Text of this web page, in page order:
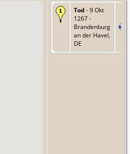
Tod - 9 Okt
1267 -
Brandenburg
an der Havel,
DE